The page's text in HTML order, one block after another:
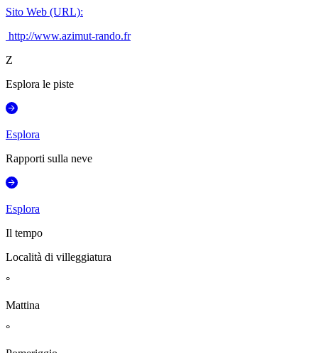
Sito Web (URL):
http://www.azimut-rando.fr
Z
Esplora le piste
Esplora
Rapporti sulla neve
Esplora
Il tempo
Località di villeggiatura
°
Mattina
°